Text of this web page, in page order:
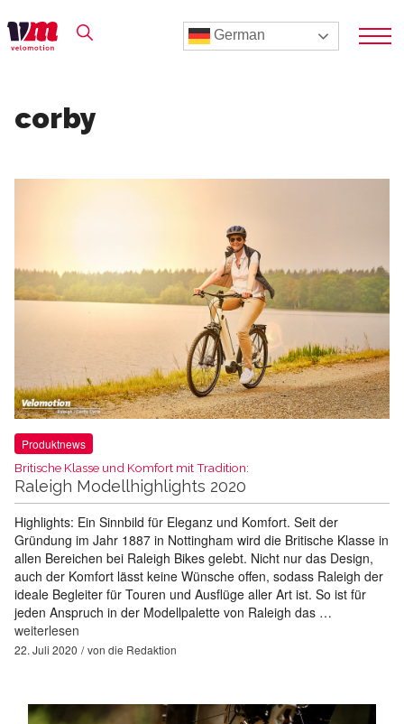
German
corby
Produktnews
Britische Klasse und Komfort mit Tradition:
Raleigh Modellhighlights 2020
Highlights: Ein Sinnbild für Eleganz und Komfort. Seit der
Gründung im Jahr 1887 in Nottingham wird die Britische Klasse in
allen Bereichen bei Raleigh Bikes gelebt. Nicht nur das Design,
auch der Komfort lässt keine Wünsche offen, sodass Raleigh der
ideale Begleiter für Touren und Ausflüge aller Art ist. So ist für
jeden Anspruch in der Modellpalette von Raleigh das …
weiterlesen
22. Juli 2020 von die Redaktion